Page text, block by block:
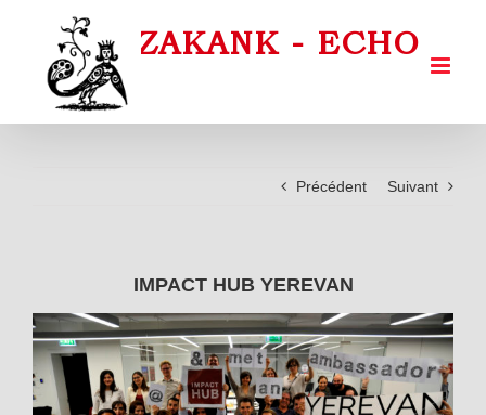
Précédent Suivant
IMPACT HUB YEREVAN